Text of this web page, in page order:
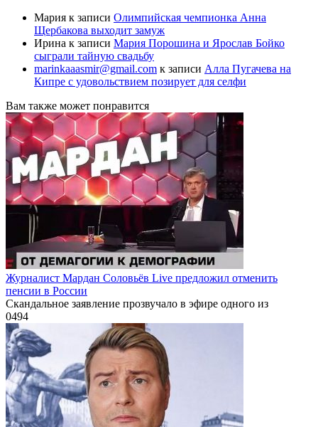
Мария к записи Олимпийская чемпионка Анна
Щербакова выходит замуж
Ирина к записи Мария Порошина и Ярослав Бойко
сыграли тайную свадьбу
marinkaaasmir@gmail.com к записи Алла Пугачева на
Кипре с удовольствием позирует для селфи
Вам также может понравится
Журналист Мардан Соловьёв Live предложил отменить
пенсии в России
Скандальное заявление прозвучало в эфире одного из
0494